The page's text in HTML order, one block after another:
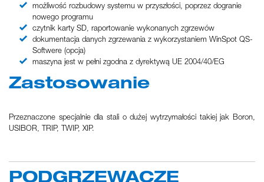
możliwość rozbudowy systemu w przyszłości, poprzez dogranie
nowego programu
czytnik karty SD, raportowanie wykonanych zgrzewów
dokumentacja danych zgrzewania z wykorzystaniem WinSpot QS-
Softwere (opcja)
maszyna jest w pełni zgodna z dyrektywą UE 2004/40/EG
Zastosowanie
Przeznaczone specjalnie dla stali o dużej wytrzymałości takiej jak Boron,
USIBOR, TRIP, TWIP, XIP.